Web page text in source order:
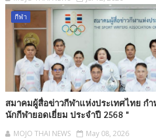
กีฬา
สมาคมผู้สื่อข่าวกีฬาแห่งประเทศไทย ก
นักกีฬายอดเยี่ยม ประจำปี 2568 "
MOJO THAI NEWS May 08, 2026